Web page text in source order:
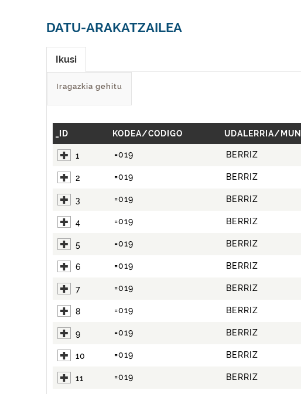
DATU-ARAKATZAILEA
Ikusi
Iragazkia gehitu
_ID KODEA/CODIGO UDALERRIA/
1 =019 BERRIZ
2 =019 BERRIZ
3 =019 BERRIZ
4 =019 BERRIZ
5 =019 BERRIZ
6 =019 BERRIZ
7 =019 BERRIZ
8 =019 BERRIZ
9 =019 BERRIZ
10 =019 BERRIZ
11 =019 BERRIZ